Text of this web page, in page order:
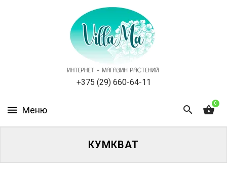
+375 (29) 660-64-11
0
НОВОСТИ,
АКЦИИ
КУМКВАТ